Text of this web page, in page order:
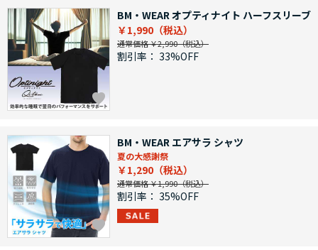
BM・WEAR オプティナイト ハーフスリーブ
￥1,990
通常価格 ￥2,990
割引率： 33%OFF
BM・WEAR エアサラ シャツ
夏の大感謝祭
￥1,290
通常価格 ￥1,990
割引率： 35%OFF